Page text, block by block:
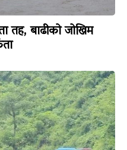
तह, बाढीको जोखिम